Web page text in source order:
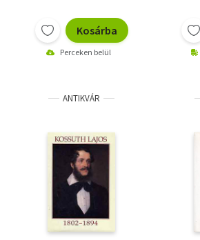
Kosárba
Perceken belül
ANTIKVÁR